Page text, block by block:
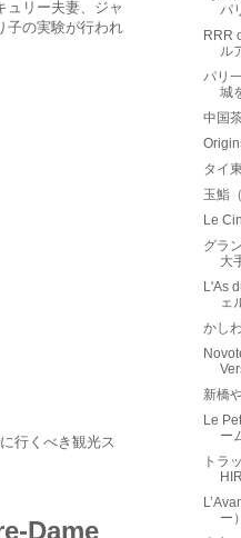
ュリー夫妻、ジャ
子の実験が行われ
行くべき観光ス
Dame
パ
RRR
ル
パリ
城
中国
タイ
玉鮨
Le
グラ
大
L'As
ェ
かし
新橋
Le
ー
トラ
ー